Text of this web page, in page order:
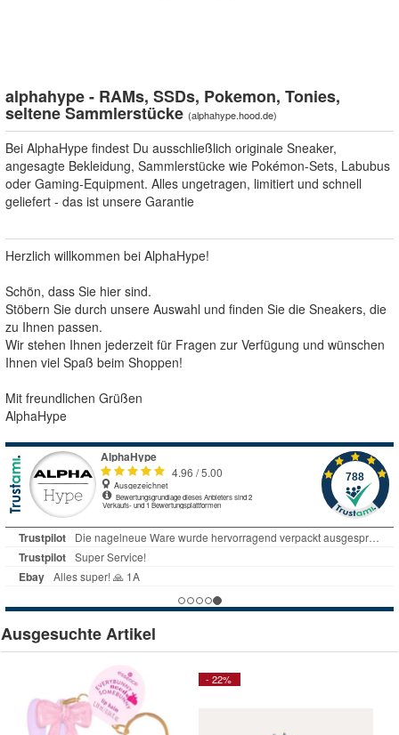
alphahype - RAMs, SSDs, Pokemon, Tonies,
seltene Sammlerstücke (alphahype.hood.de)
Bei AlphaHype findest Du ausschließlich originale Sneaker,
angesagte Bekleidung, Sammlerstücke wie Pokémon-Sets, Labubus
oder Gaming-Equipment. Alles ungetragen, limitiert und schnell
geliefert - das ist unsere Garantie
Herzlich willkommen bei AlphaHype!
Schön, dass Sie hier sind.
Stöbern Sie durch unsere Auswahl und finden Sie die Sneakers, die
zu Ihnen passen.
Wir stehen Ihnen jederzeit für Fragen zur Verfügung und wünschen
Ihnen viel Spaß beim Shoppen!
Mit freundlichen Grüßen
AlphaHype
Ausgesuchte Artikel
- 22%